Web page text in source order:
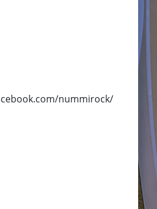
nummirock/